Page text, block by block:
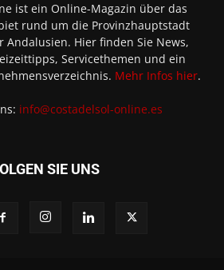
ist ein Online-Magazin über das
rund um die Provinzhauptstadt
Andalusien. Hier finden Sie News,
Servicethemen und ein
Mehr Infos hier.
info@costadelsol-online.es
SIE UNS